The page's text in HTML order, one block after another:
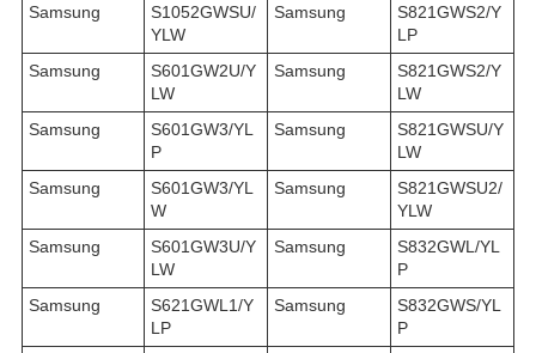
Samsung
S1052GWSU/
YLW
Samsung
S821GWS2/Y
LP
Samsung
S601GW2U/Y
LW
Samsung
S821GWS2/Y
LW
Samsung
S601GW3/YL
P
Samsung
S821GWSU/Y
LW
Samsung
S601GW3/YL
W
Samsung
S821GWSU2/
YLW
Samsung
S601GW3U/Y
LW
Samsung
S832GWL/YL
P
Samsung
S621GWL1/Y
LP
Samsung
S832GWS/YL
P